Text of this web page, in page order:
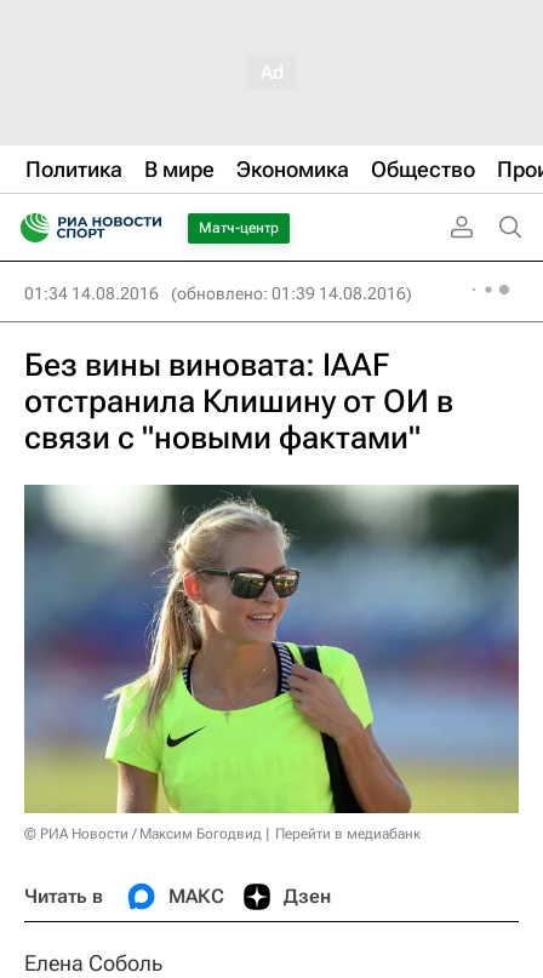
Политика В мире Экономика Общество
Матч-центр
01:34 14.08.2016 (обновлено: 01:39 14.08.2016)
Без вины виновата: IAAF
отстранила Клишину от ОИ в
связи с "новыми фактами"
© РИА Новости / Максим Богодвид Перейти в медиабанк
Читать в МАКС Дзен
Елена Соболь